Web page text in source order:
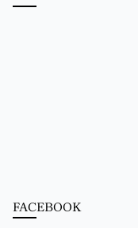
FACEBOOK